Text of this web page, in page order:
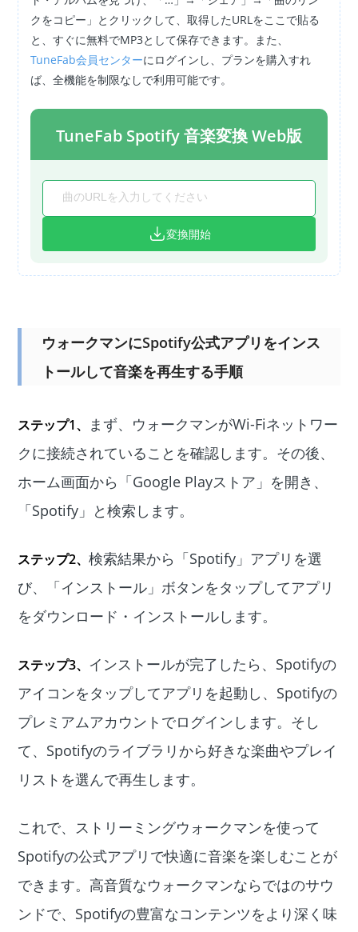
クをコピー」とクリックして、取得したURLをここで貼る
と、すぐに無料でMP3として保存できます。また、
TuneFab会員センターにログインし、プランを購入すれ
ば、全機能を制限なしで利用可能です。
TuneFab Spotify 音楽変換 Web版
変換開始
ウォークマンにSpotify公式アプリをインス
トールして音楽を再生する手順
ステップ1、
まず、ウォークマンがWi-Fiネットワー
クに接続されていることを確認します。その後、
ホーム画面から「Google Playストア」を開き、
「Spotify」と検索します。
ステップ2、検索結果から「Spotify」アプリを選
び、「インストール」ボタンをタップしてアプリ
をダウンロード・インストールします。
ステップ3、 インストールが完了したら、Spotifyの
アイコンをタップしてアプリを起動し、Spotifyの
プレミアムアカウントでログインします。そし
て、Spotifyのライブラリから好きな楽曲やプレイ
リストを選んで再生します。
これで、ストリーミングウォークマンを使って
Spotifyの公式アプリで快適に音楽を楽しむことが
できます。高音質なウォークマンならではのサウ
ンドで、Spotifyの豊富なコンテンツをより深く味